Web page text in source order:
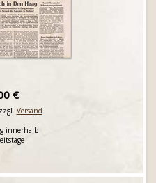
€
Versand
innerhalb